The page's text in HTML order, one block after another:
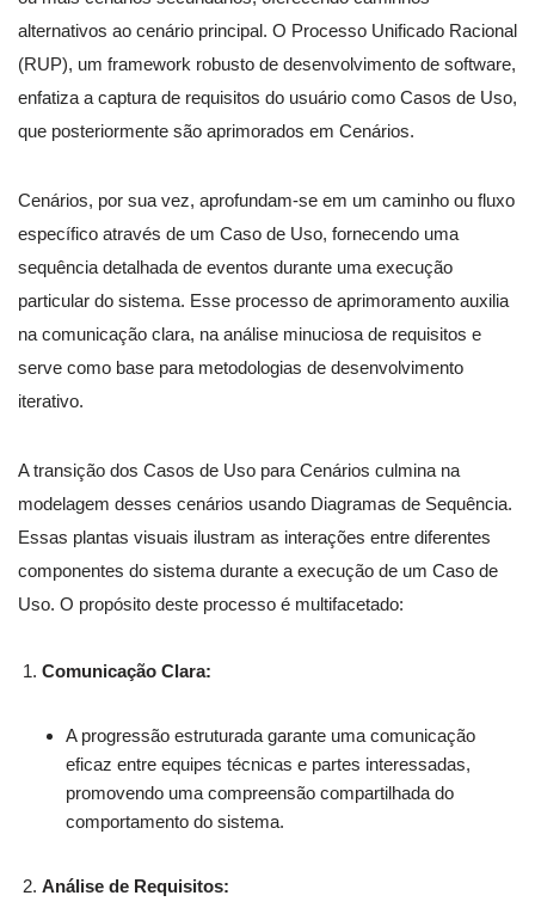
alternativos ao cenário principal. O Processo Unificado Racional
(RUP), um framework robusto de desenvolvimento de software,
enfatiza a captura de requisitos do usuário como Casos de Uso,
que posteriormente são aprimorados em Cenários.
Cenários, por sua vez, aprofundam-se em um caminho ou fluxo
específico através de um Caso de Uso, fornecendo uma
sequência detalhada de eventos durante uma execução
particular do sistema. Esse processo de aprimoramento auxilia
na comunicação clara, na análise minuciosa de requisitos e
serve como base para metodologias de desenvolvimento
iterativo.
A transição dos Casos de Uso para Cenários culmina na
modelagem desses cenários usando Diagramas de Sequência.
Essas plantas visuais ilustram as interações entre diferentes
componentes do sistema durante a execução de um Caso de
Uso. O propósito deste processo é multifacetado:
Comunicação Clara:
A progressão estruturada garante uma comunicação
eficaz entre equipes técnicas e partes interessadas,
promovendo uma compreensão compartilhada do
comportamento do sistema.
Análise de Requisitos: